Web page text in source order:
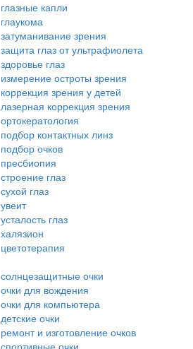
глазные капли
глаукома
затуманивание зрения
защита глаз от ультрафиолета
здоровье глаз
измерение остроты зрения
коррекция зрения у детей
лазерная коррекция зрения
ортокератология
подбор контактных линз
подбор очков
пресбиопия
строение глаз
сухой глаз
увеит
усталость глаз
халязион
цветотерапия
солнцезащитные очки
очки для вождения
очки для компьютера
детские очки
ремонт и изготовление очков